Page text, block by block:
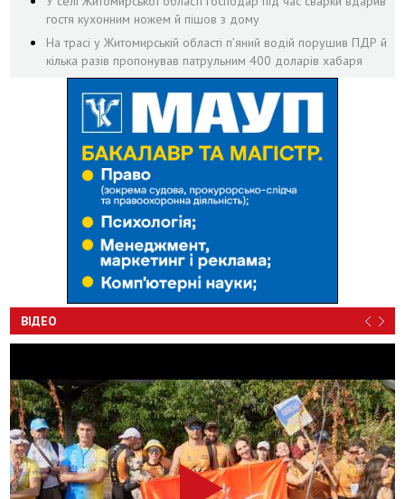
гостя кухонним ножем й пішов з дому
На трасі у Житомирській області п’яний водій порушив ПДР й
кілька разів пропонував патрульним 400 доларів хабаря
ВІДЕО